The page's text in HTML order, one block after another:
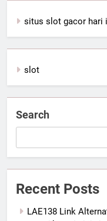
situs slot gacor hari
slot
Search
Recent Posts
LAE138 Link